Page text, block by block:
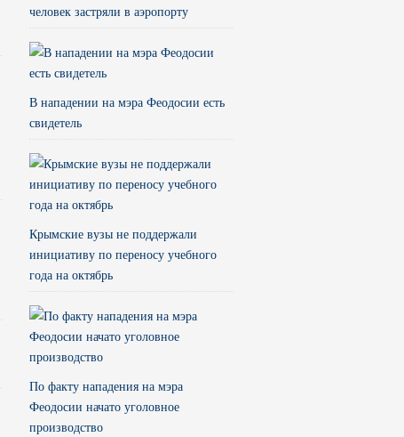
человек застряли в аэропорту
В нападении на мэра Феодосии есть
свидетель
Крымские вузы не поддержали
инициативу по переносу учебного
года на октябрь
По факту нападения на мэра
Феодосии начато уголовное
производство